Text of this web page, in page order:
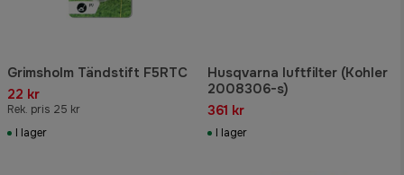
Grimsholm Tändstift F5RTC
22 kr
Rek. pris 25 kr
I lager
Husqvarna luftfilter (Kohler
2008306-s)
361 kr
I lager